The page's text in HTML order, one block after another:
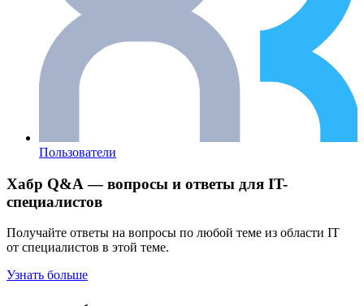
Пользователи
Хабр Q&A — вопросы и ответы для IT-
специалистов
Получайте ответы на вопросы по любой теме из области IT
от специалистов в этой теме.
Узнать больше